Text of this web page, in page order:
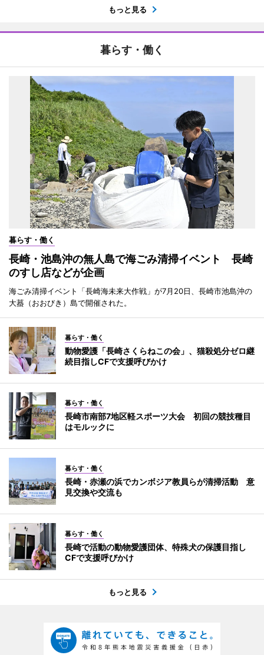
もっと見る
暮らす・働く
暮らす・働く
長崎・池島沖の無人島で海ごみ清掃イベント 長崎
のすし店などが企画
海ごみ清掃イベント「長崎海未来大作戦」が7月20日、長崎市池島沖の
大蟇（おおびき）島で開催された。
暮らす・働く
動物愛護「長崎さくらねこの会」、猫殺処分ゼロ継
続目指しCFで支援呼びかけ
暮らす・働く
長崎市南部7地区軽スポーツ大会 初回の競技種目
はモルックに
暮らす・働く
長崎・赤瀬の浜でカンボジア教員らが清掃活動 意
見交換や交流も
暮らす・働く
長崎で活動の動物愛護団体、特殊犬の保護目指し
CFで支援呼びかけ
もっと見る